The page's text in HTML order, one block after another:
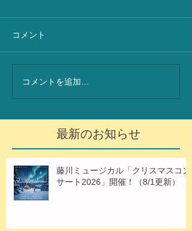
コメント
コメントを追加…
最新のお知らせ
藤川ミュージカル「クリスマスコン
サート2026」開催！（8/1更新）